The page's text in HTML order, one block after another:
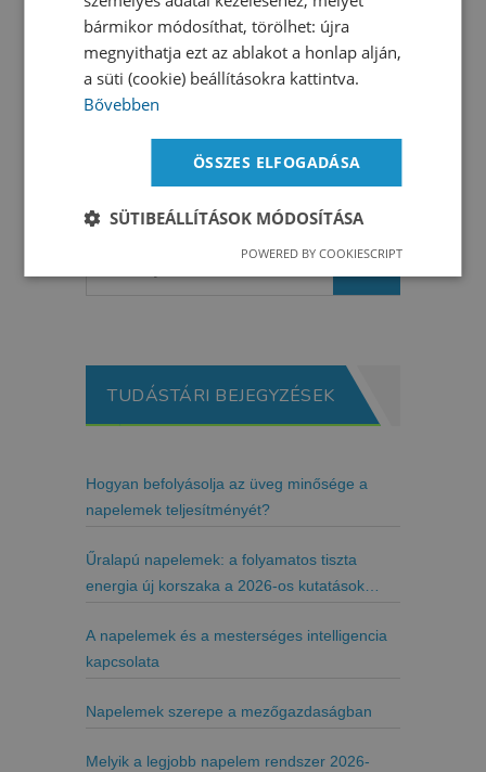
TUDÁSTÁRI BEJEGYZÉSEK
Hogyan befolyásolja az üveg minősége a
napelemek teljesítményét?
Űralapú napelemek: a folyamatos tiszta
energia új korszaka a 2026-os kutatások
A napelemek és a mesterséges intelligencia
kapcsolata
Napelemek szerepe a mezőgazdaságban
Melyik a legjobb napelem rendszer 2026-
vesz igénybe.
bármikor módosíthat, törölhet: újra
megnyithatja ezt az ablakot a honlap alján,
a süti (cookie) beállításokra kattintva.
Bővebben
ÖSSZES ELFOGADÁSA
SÜTIBEÁLLÍTÁSOK MÓDOSÍTÁSA
POWERED BY COOKIESCRIPT